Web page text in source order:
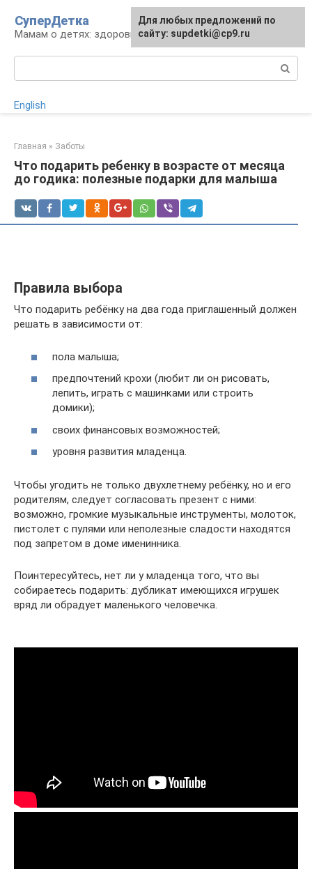
контенту
СуперДетка
Мамам о детях: здоровье, уход, развитие
English
Главная » Заботы
Что подарить ребенку в возрасте от месяца
до годика: полезные подарки для малыша
Правила выбора
Что подарить ребёнку на два года приглашенный должен
решать в зависимости от:
пола малыша;
предпочтений крохи (любит ли он рисовать,
лепить, играть с машинками или строить
домики);
своих финансовых возможностей;
уровня развития младенца.
Чтобы угодить не только двухлетнему ребёнку, но и его
родителям, следует согласовать презент с ними:
возможно, громкие музыкальные инструменты, молоток,
пистолет с пулями или неполезные сладости находятся
под запретом в доме именинника.
Поинтересуйтесь, нет ли у младенца того, что вы
собираетесь подарить: дубликат имеющихся игрушек
вряд ли обрадует маленького человечка.
Для любых предложений по
сайту: supdetki@cp9.ru